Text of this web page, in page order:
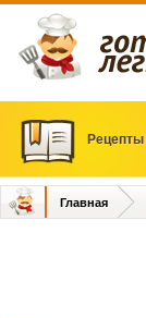
Рецепты
Главная